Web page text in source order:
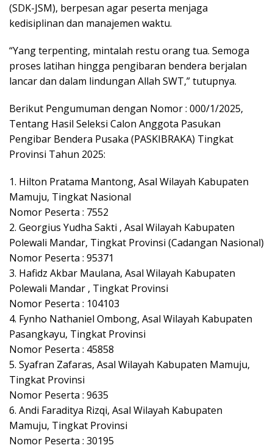
(SDK-JSM), berpesan agar peserta menjaga
kedisiplinan dan manajemen waktu.
“Yang terpenting, mintalah restu orang tua. Semoga
proses latihan hingga pengibaran bendera berjalan
lancar dan dalam lindungan Allah SWT,” tutupnya.
Berikut Pengumuman dengan Nomor : 000/1/2025,
Tentang Hasil Seleksi Calon Anggota Pasukan
Pengibar Bendera Pusaka (PASKIBRAKA) Tingkat
Provinsi Tahun 2025:
1. Hilton Pratama Mantong, Asal Wilayah Kabupaten
Mamuju, Tingkat Nasional
Nomor Peserta : 7552
2. Georgius Yudha Sakti , Asal Wilayah Kabupaten
Polewali Mandar, Tingkat Provinsi (Cadangan Nasional)
Nomor Peserta : 95371
3. Hafidz Akbar Maulana, Asal Wilayah Kabupaten
Polewali Mandar , Tingkat Provinsi
Nomor Peserta : 104103
4. Fynho Nathaniel Ombong, Asal Wilayah Kabupaten
Pasangkayu, Tingkat Provinsi
Nomor Peserta : 45858
5. Syafran Zafaras, Asal Wilayah Kabupaten Mamuju,
Tingkat Provinsi
Nomor Peserta : 9635
6. Andi Faraditya Rizqi, Asal Wilayah Kabupaten
Mamuju, Tingkat Provinsi
Nomor Peserta : 30195